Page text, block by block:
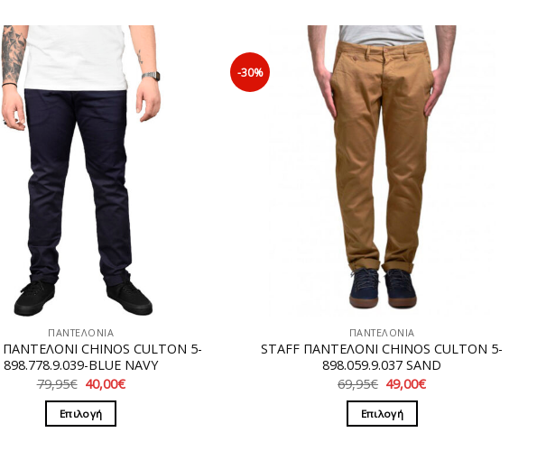
ΠΑΝΤΕΛΟΝΙΑ
ΠΑΝΤΕΛΟΝΙ CHINOS CULTON 5-
898.778.9.039-BLUE NAVY
79,95€ Original
price
was:
79,95€.
40,00€Η
Επιλογή
-30%
ΠΑΝΤΕΛΟΝΙΑ
STAFF ΠΑΝΤΕΛΟΝΙ CHINOS CULTON 5-
898.059.9.037 SAND
69,95€ Original
price
was:
69,95€.
49,00€Η
Επιλογή